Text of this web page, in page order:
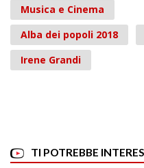
Musica e Cinema
Alba dei popoli 2018
Irene Grandi
TI POTREBBE